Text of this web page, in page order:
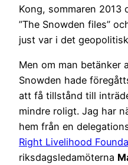
Kong, sommaren 2013
”The Snowden files”
just var i det
Men om man betänker
Snowden hade
att få tillstånd till
mindre roligt. Jag har
hem från en
Right Livelihood
riksdagsledamöterna